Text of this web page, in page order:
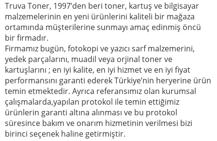
Truva Toner, 1997’den beri toner, kartuş ve bilgisayar
malzemelerinin en yeni ürünlerini kaliteli bir mağaza
ortamında müşterilerine sunmayı amaç edinmiş öncü
bir firmadır.
Firmamız bugün, fotokopi ve yazıcı sarf malzemerini,
yedek parçalarını, muadil veya orjinal toner ve
kartuşlarını ; en iyi kalite, en iyi hizmet ve en iyi fiyat
performansını garanti ederek Türkiye’nin heryerine ürün
temin etmektedir. Ayrıca referansımız olan kurumsal
çalışmalarda,yapılan protokol ile temin ettiğimiz
ürünlerin garanti altına alınması ve bu protokol
süresince bakım ve onarım hizmetinin verilmesi bizi
birinci seçenek haline getirmiştir.